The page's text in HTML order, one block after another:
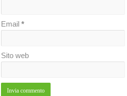
Email *
Sito web